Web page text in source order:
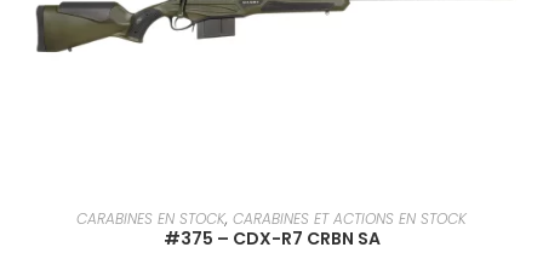
EN SAVOIR PLUS
CARABINES EN STOCK, CARABINES ET ACTIONS EN STOCK
#375 – CDX-R7 CRBN SA